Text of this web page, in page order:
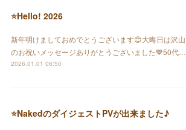
⭐️Hello! 2026
新年明けましておめでとうございます😊大晦日は沢山
のお祝いメッセージありがとうございました💙50代…
2026.01.01 06:50
⭐️NakedのダイジェストPVが出来ました♪